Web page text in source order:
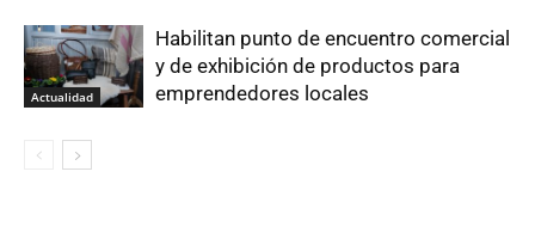
Actualidad
Habilitan punto de encuentro comercial
y de exhibición de productos para
emprendedores locales